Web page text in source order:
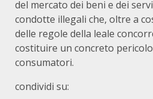
del mercato dei beni e dei
condotte illegali che, oltre a
delle regole della leale
costituire un concreto
consumatori.
condividi su: